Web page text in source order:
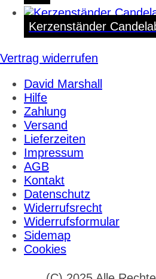
Kerzenständer
Vertrag widerrufen
David Marshall
Hilfe
Zahlung
Versand
Lieferzeiten
Impressum
AGB
Kontakt
Datenschutz
Widerrufsrecht
Widerrufsformular
Sidemap
Cookies